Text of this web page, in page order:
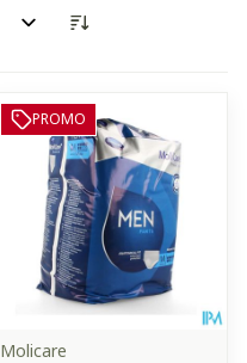
PROMO
Molicare